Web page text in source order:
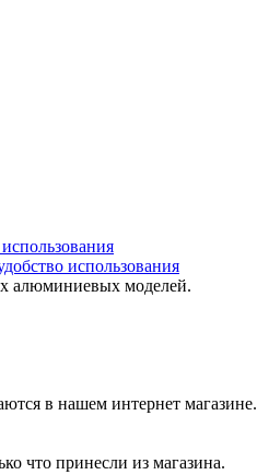
использования
алюминиевых моделей.
в нашем интернет магазине.
что принесли из магазина.